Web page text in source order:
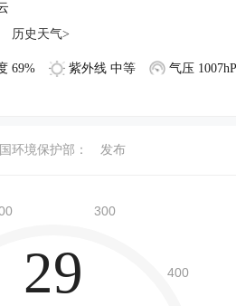
历史天气>
69% 紫外线 中等 气压
环境保护部： 发布
29